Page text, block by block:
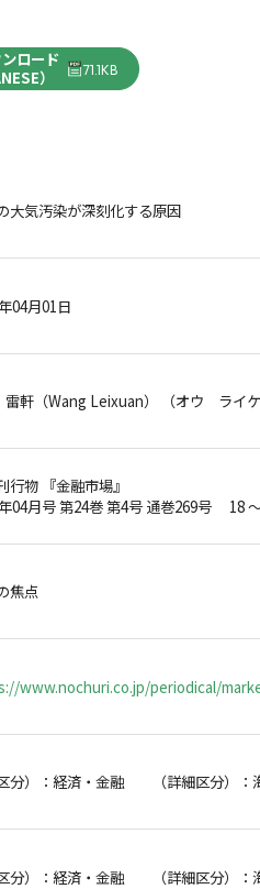
ロード
）
71.1KB
大気汚染が深刻化する原因
04月01日
軒（Wang Leixuan） （オウ ライケ
行物 『金融市場』
04月号 第24巻 第4号 通巻269号 18
焦点
www.nochuri.co.jp/periodical/
区分）：経済・金融 （詳細区分）：
区分）：経済・金融 （詳細区分）：